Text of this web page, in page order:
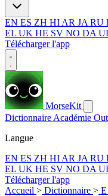
EN ES ZH HI AR JA RU
EL UK HE SV NO DA
Télécharger l'app
MorseKit
Dictionnaire Académie
Langue
EN ES ZH HI AR JA RU
EL UK HE SV NO DA
Télécharger l'app
Accueil > Dictionnaire > E